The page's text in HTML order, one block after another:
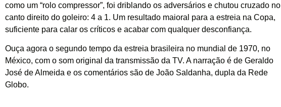
como um “rolo compressor”, foi driblando os adversários e chutou cruzado no
canto direito do goleiro: 4 a 1. Um resultado maioral para a estreia na Copa,
suficiente para calar os críticos e acabar com qualquer desconfiança.
Ouça agora o segundo tempo da estreia brasileira no mundial de 1970, no
México, com o som original da transmissão da TV. A narração é de Geraldo
José de Almeida e os comentários são de João Saldanha, dupla da Rede
Globo.